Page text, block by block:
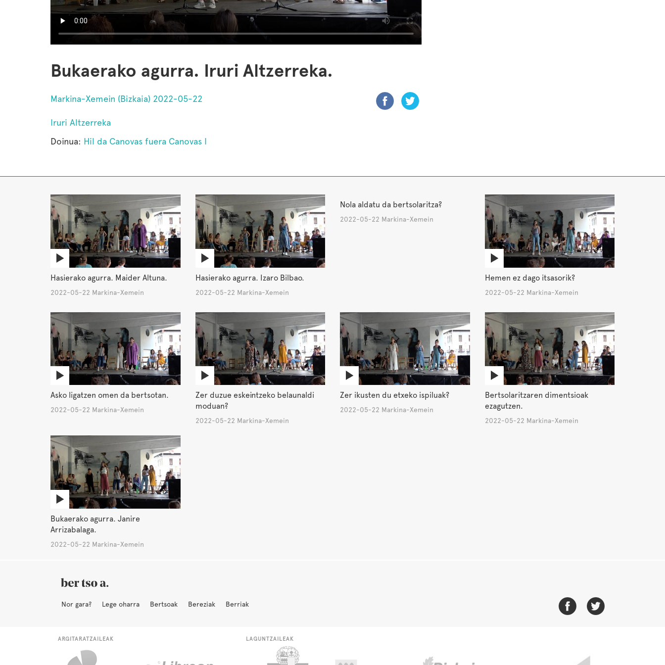
Bukaerako agurra. Iruri Altzerreka.
Markina-Xemein (Bizkaia) 2022-05-22
Iruri Altzerreka
Doinua: Hil da Canovas fuera Canovas I
Hasierako agurra. Maider Altuna.
2022-05-22 Markina-Xemein
Hasierako agurra. Izaro Bilbao.
2022-05-22 Markina-Xemein
Nola aldatu da bertsolaritza?
2022-05-22 Markina-Xemein
Hemen ez dago itsasorik?
2022-05-22 Markina-Xemein
Asko ligatzen omen da bertsotan.
2022-05-22 Markina-Xemein
Zer duzue eskeintzeko belaunaldi
moduan?
2022-05-22 Markina-Xemein
Zer ikusten du etxeko ispiluak?
2022-05-22 Markina-Xemein
Bertsolaritzaren dimentsioak
ezagutzen.
2022-05-22 Markina-Xemein
Bukaerako agurra. Janire
Arrizabalaga.
2022-05-22 Markina-Xemein
Nor gara? Lege oharra Bertsoak Bereziak Berriak
ARGITARATZAILEAK LAGUNTZAILEAK